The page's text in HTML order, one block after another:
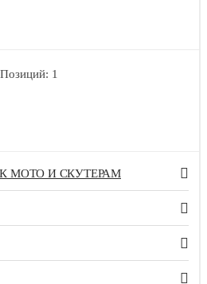
Позиций: 1
МОТО И СКУТЕРАМ